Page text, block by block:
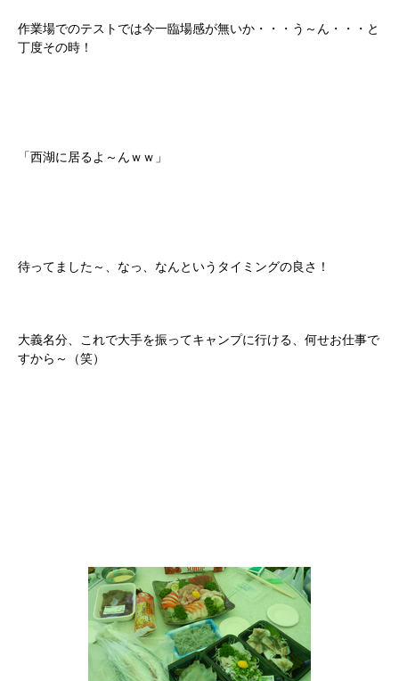
作業場でのテストでは今一臨場感が無いか・・・う～ん・・・と
丁度その時！
「西湖に居るよ～んｗｗ」
待ってました～、なっ、なんというタイミングの良さ！
大義名分、これで大手を振ってキャンプに行ける、何せお仕事で
すから～（笑）